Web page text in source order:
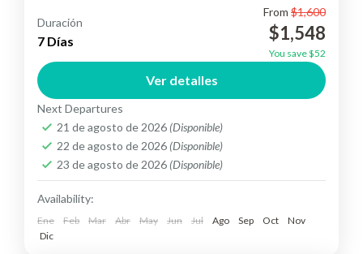
Conoce, la selva Ecuatoriana, su volcán Cotopaxi,
el mas popular del País, sus islas encantadas
"Galápagos" y su capital.
Ecuador,Suramérica
Easy
Duración
7 Días
From $1,600
$1,548
You save $52
Ver detalles
Next Departures
21 de agosto de 2026 (Disponible)
22 de agosto de 2026 (Disponible)
23 de agosto de 2026 (Disponible)
Availability:
Ene Feb Mar Abr May Jun Jul Ago Sep Oct
Nov
Dic